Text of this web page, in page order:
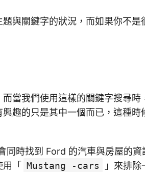
與關鍵字的狀況，而如果你不是
當我們使用這樣的關鍵字搜尋時
趣的只是其中一個而已，這種時
同時找到 Ford 的汽車與房屋的
「
Mustang -cars
」來排